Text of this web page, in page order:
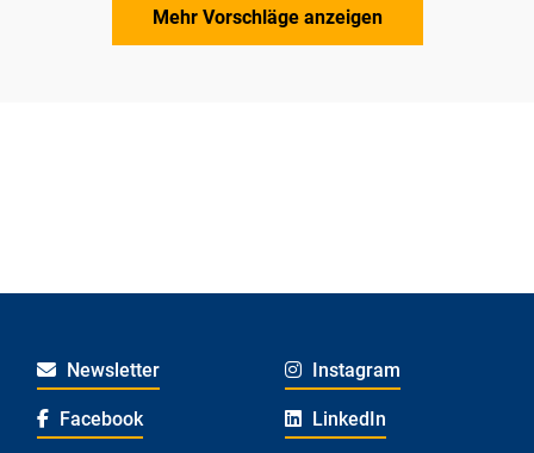
Mehr Vorschläge anzeigen
Newsletter Instagram
Facebook LinkedIn